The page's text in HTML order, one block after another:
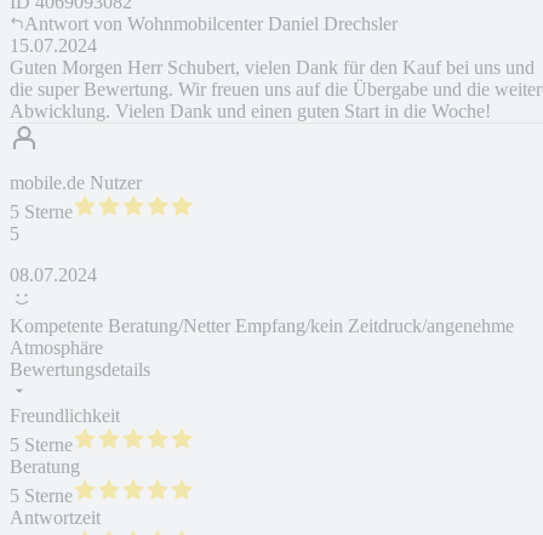
Antwort von Wohnmobilcenter Daniel Drechsler
15.07.2024
Guten Morgen Herr Schubert, vielen Dank für den Kauf bei uns und
die super Bewertung. Wir freuen uns auf die Übergabe und die
Abwicklung. Vielen Dank und einen guten Start in die Woche!
mobile.de Nutzer
5 Sterne
5
08.07.2024
Kompetente Beratung/Netter Empfang/kein Zeitdruck/angenehme
Atmosphäre
Bewertungsdetails
Freundlichkeit
5 Sterne
Beratung
5 Sterne
Antwortzeit